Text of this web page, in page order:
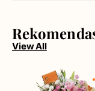
View All